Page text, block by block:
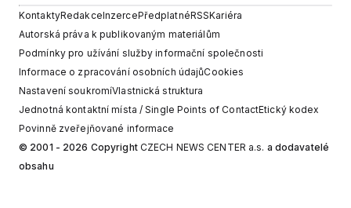
KontaktyRedakceInzercePředplatnéRSSKariéra
Autorská práva k publikovaným materiálům
Podmínky pro užívání služby informační společnosti
Informace o zpracování osobních údajůCookies
Nastavení soukromíVlastnická struktura
Jednotná kontaktní místa / Single Points of ContactEtický kodex
Povinně zveřejňované informace
© 2001 - 2026 Copyright CZECH NEWS CENTER a.s. a dodavatelé
obsahu